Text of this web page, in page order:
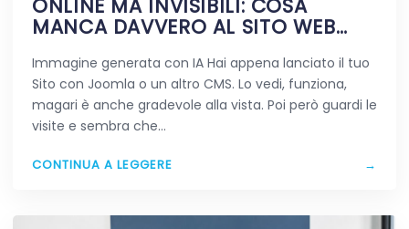
ONLINE MA INVISIBILI: COSA
MANCA DAVVERO AL SITO WEB
Immagine generata con IA Hai appena lanciato il tuo
Sito con Joomla o un altro CMS. Lo vedi, funziona,
magari è anche gradevole alla vista. Poi però guardi le
visite e sembra che…
CONTINUA A LEGGERE →